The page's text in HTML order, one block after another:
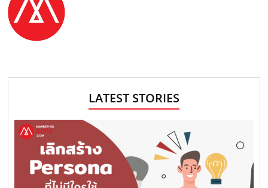
LATEST STORIES